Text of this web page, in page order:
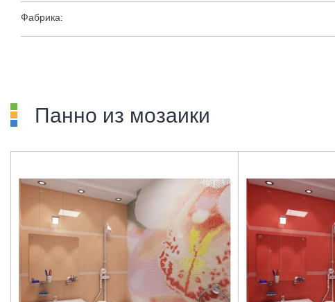
Фабрика:
Панно из мозаики